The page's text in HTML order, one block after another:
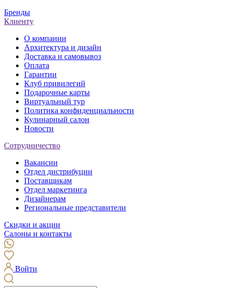
Бренды
Клиенту
О компании
Архитектура и дизайн
Доставка и самовывоз
Оплата
Гарантии
Клуб привилегий
Подарочные карты
Виртуальный тур
Политика конфиденциальности
Кулинарный салон
Новости
Сотрудничество
Вакансии
Отдел дистрибуции
Поставщикам
Отдел маркетинга
Дизайнерам
Региональные представители
Скидки и акции
Салоны и контакты
Войти